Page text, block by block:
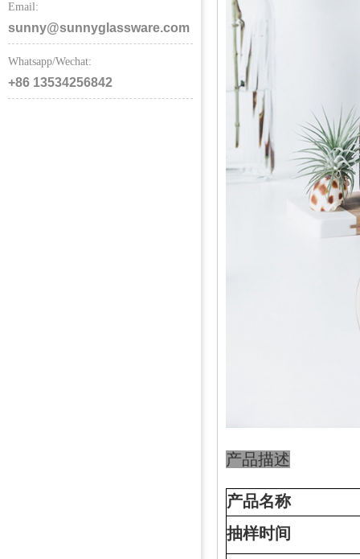
Email:
sunny@sunnyglassware.com
Whatsapp/Wechat:
+86 13534256842
产品描述
产品名称
抽样时间